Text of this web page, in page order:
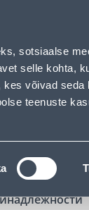
sotsiaalse
selle kohta,
võivad seda
teenuste
Услуги
ПОИСК